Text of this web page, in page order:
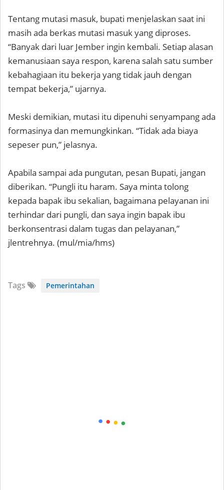
Tentang mutasi masuk, bupati menjelaskan saat ini
masih ada berkas mutasi masuk yang diproses.
“Banyak dari luar Jember ingin kembali. Setiap alasan
kemanusiaan saya respon, karena salah satu sumber
kebahagiaan itu bekerja yang tidak jauh dengan
tempat bekerja,” ujarnya.
Meski demikian, mutasi itu dipenuhi senyampang ada
formasinya dan memungkinkan. “Tidak ada biaya
sepeser pun,” jelasnya.
Apabila sampai ada pungutan, pesan Bupati, jangan
diberikan. “Pungli itu haram. Saya minta tolong
kepada bapak ibu sekalian, bagaimana pelayanan ini
terhindar dari pungli, dan saya ingin bapak ibu
berkonsentrasi dalam tugas dan pelayanan,”
jlentrehnya. (mul/mia/hms)
Tags Pemerintahan